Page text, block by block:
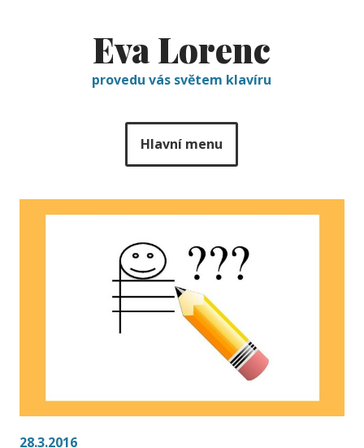
Eva Lorenc
provedu vás světem klavíru
Hlavní menu
28.3.2016